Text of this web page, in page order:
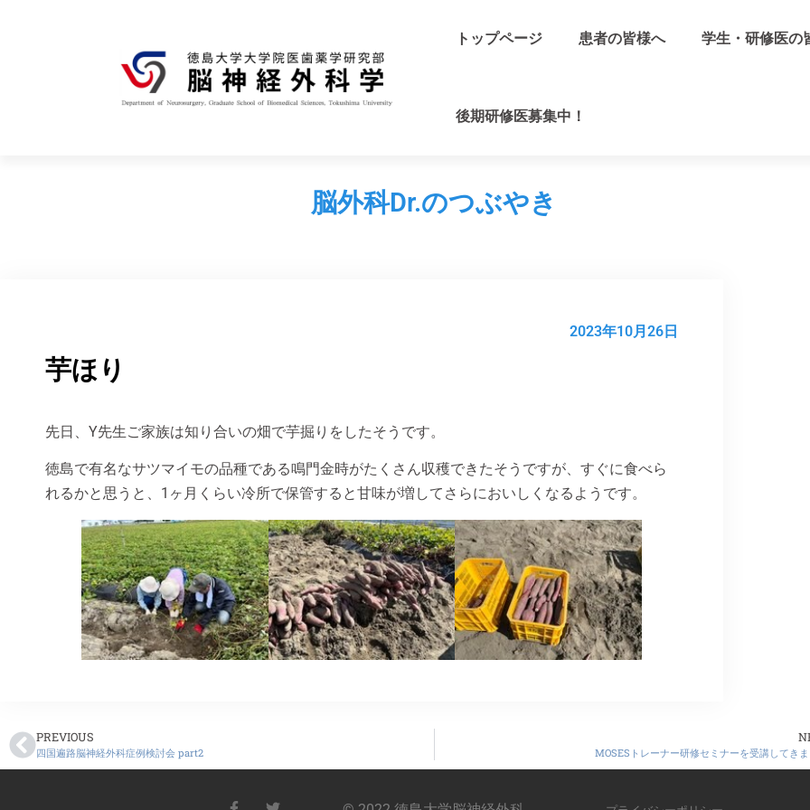
トップページ 患者の皆様へ 学生・研修医の
後期研修医募集中！
脳外科Dr.のつぶやき
2023年10月26日
芋ほり
先日、Y先生ご家族は知り合いの畑で芋掘りをしたそうです。
徳島で有名なサツマイモの品種である鳴門金時がたくさん収穫できたそうですが、すぐに食べら
れるかと思うと、1ヶ月くらい冷所で保管すると甘味が増してさらにおいしくなるようです。
PREVIOUS
四国遍路脳神経外科症例検討会 part2 MOSESトレーナー研修セミナーを受講してき